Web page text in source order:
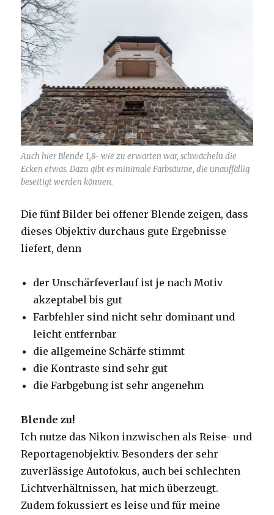
Auch hier Blende 1,8- wie zu erwarten war, schwächeln die
Ecken etwas. Dazu gibt es minimale Farbsäume, die unauffällig
beseitigt werden können.
Die fünf Bilder bei offener Blende zeigen, dass
dieses Objektiv durchaus gute Ergebnisse
liefert, denn
der Unschärfeverlauf ist je nach Motiv
akzeptabel bis gut
Farbfehler sind nicht sehr dominant und
leicht entfernbar
die allgemeine Schärfe stimmt
die Kontraste sind sehr gut
die Farbgebung ist sehr angenehm
Blende zu!
Ich nutze das Nikon inzwischen als Reise- und
Reportagenobjektiv. Besonders der sehr
zuverlässige Autofokus, auch bei schlechten
Lichtverhältnissen, hat mich überzeugt.
Zudem fokussiert es leise und für meine